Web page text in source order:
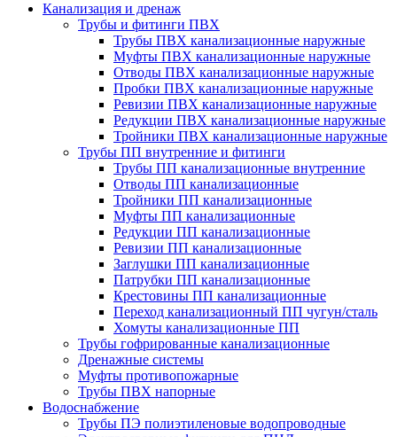
Канализация и дренаж
Трубы и фитинги ПВХ
Трубы ПВХ канализационные наружные
Муфты ПВХ канализационные наружные
Отводы ПВХ канализационные наружные
Пробки ПВХ канализационные наружные
Ревизии ПВХ канализационные наружные
Редукции ПВХ канализационные наружные
Тройники ПВХ канализационные наружные
Трубы ПП внутренние и фитинги
Трубы ПП канализационные внутренние
Отводы ПП канализационные
Тройники ПП канализационные
Муфты ПП канализационные
Редукции ПП канализационные
Ревизии ПП канализационные
Заглушки ПП канализационные
Патрубки ПП канализационные
Крестовины ПП канализационные
Переход канализационный ПП чугун/сталь
Хомуты канализационные ПП
Трубы гофрированные канализационные
Дренажные системы
Муфты противопожарные
Трубы ПВХ напорные
Водоснабжение
Трубы ПЭ полиэтиленовые водопроводные